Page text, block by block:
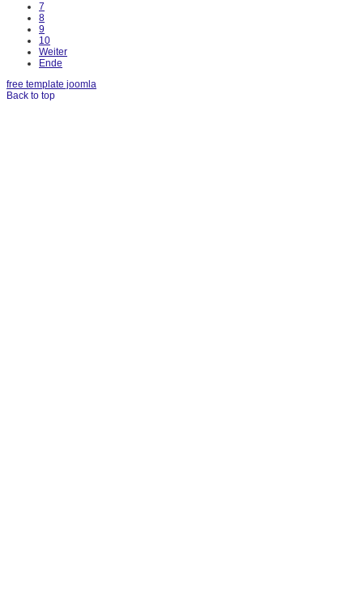
7
8
9
10
Weiter
Ende
free template joomla
Back to top